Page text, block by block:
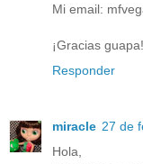
Mi email:
¡Gracias guapa!
Responder
miracle 27 de
Hola,